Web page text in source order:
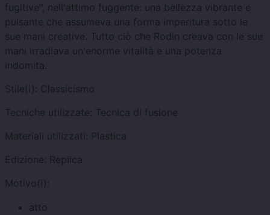
fugitive", nell'attimo fuggente: una bellezza vibrante e
pulsante che assumeva una forma imperitura sotto le
sue mani creative. Tutto ciò che Rodin creava con le sue
mani irradiava un'enorme vitalità e una potenza
indomita.
Stile(i): Classicismo
Tecniche utilizzate: Tecnica di fusione
Materiali utilizzati: Plastica
Edizione: Replica
Motivo(i):
atto